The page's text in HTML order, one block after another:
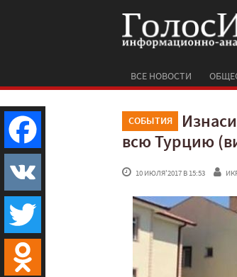
ВСЕ НОВОСТИ
СОБЫТИЯ
всю Турцию
10 ИЮЛЯ'2017 В 15:53
Facebook
VK
Twitter